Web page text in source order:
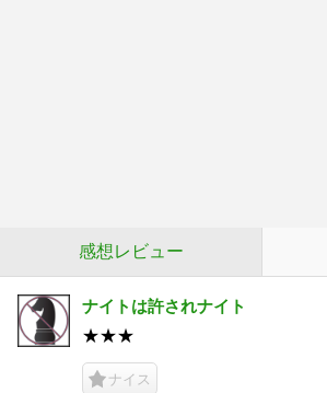
感想レビュー
ナイトは許されナイト
★★★
ナイス